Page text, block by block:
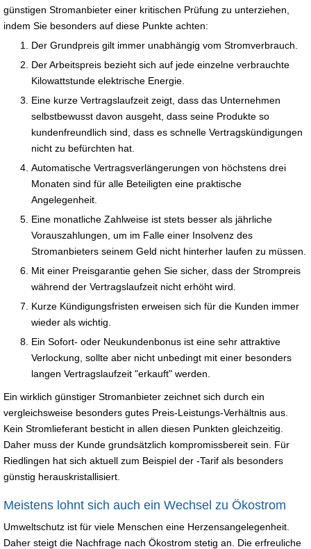
günstigen Stromanbieter einer kritischen Prüfung zu unterziehen,
indem Sie besonders auf diese Punkte achten:
Der Grundpreis gilt immer unabhängig vom Stromverbrauch.
Der Arbeitspreis bezieht sich auf jede einzelne verbrauchte
Kilowattstunde elektrische Energie.
Eine kurze Vertragslaufzeit zeigt, dass das Unternehmen
selbstbewusst davon ausgeht, dass seine Produkte so
kundenfreundlich sind, dass es schnelle Vertragskündigungen
nicht zu befürchten hat.
Automatische Vertragsverlängerungen von höchstens drei
Monaten sind für alle Beteiligten eine praktische
Angelegenheit.
Eine monatliche Zahlweise ist stets besser als jährliche
Vorauszahlungen, um im Falle einer Insolvenz des
Stromanbieters seinem Geld nicht hinterher laufen zu müssen.
Mit einer Preisgarantie gehen Sie sicher, dass der Strompreis
während der Vertragslaufzeit nicht erhöht wird.
Kurze Kündigungsfristen erweisen sich für die Kunden immer
wieder als wichtig.
Ein Sofort- oder Neukundenbonus ist eine sehr attraktive
Verlockung, sollte aber nicht unbedingt mit einer besonders
langen Vertragslaufzeit "erkauft" werden.
Ein wirklich günstiger Stromanbieter zeichnet sich durch ein
vergleichsweise besonders gutes Preis-Leistungs-Verhältnis aus.
Kein Stromlieferant besticht in allen diesen Punkten gleichzeitig.
Daher muss der Kunde grundsätzlich kompromissbereit sein. Für
Riedlingen hat sich aktuell zum Beispiel der -Tarif als besonders
günstig herauskristallisiert.
Meistens lohnt sich auch ein Wechsel zu Ökostrom
Umweltschutz ist für viele Menschen eine Herzensangelegenheit.
Daher steigt die Nachfrage nach Ökostrom stetig an. Die erfreuliche